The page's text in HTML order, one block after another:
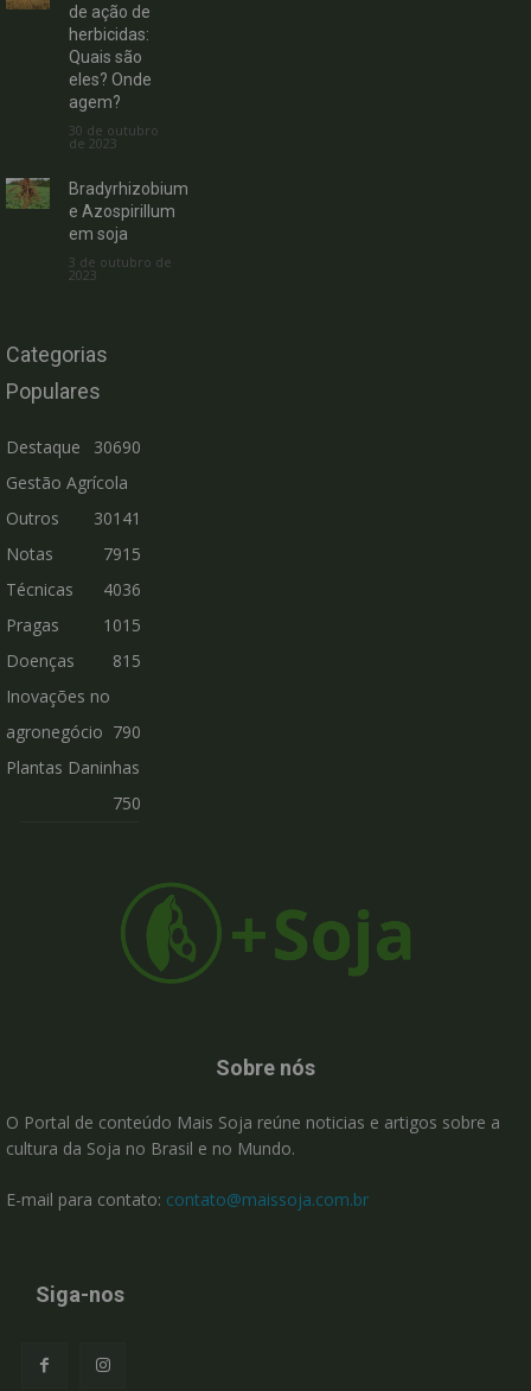
de ação de
herbicidas:
Quais são
eles? Onde
agem?
30 de outubro
de 2023
Bradyrhizobium
e Azospirillum
em soja
3 de outubro de
2023
Categorias
Populares
Destaque
30690
Gestão Agrícola
30141
Outros
7915
Notas
Técnicas
4036
Pragas
1015
Doenças
815
Inovações no
agronegócio 790
Plantas Daninhas
750
Sobre nós
O Portal de conteúdo Mais Soja reúne noticias e artigos sobre a
cultura da Soja no Brasil e no Mundo.
E-mail para contato: contato@maissoja.com.br
Siga-nos